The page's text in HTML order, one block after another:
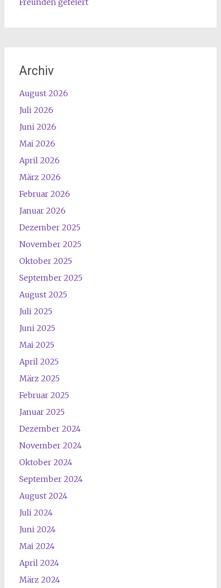
Freunden gefeiert
Archiv
August 2026
Juli 2026
Juni 2026
Mai 2026
April 2026
März 2026
Februar 2026
Januar 2026
Dezember 2025
November 2025
Oktober 2025
September 2025
August 2025
Juli 2025
Juni 2025
Mai 2025
April 2025
März 2025
Februar 2025
Januar 2025
Dezember 2024
November 2024
Oktober 2024
September 2024
August 2024
Juli 2024
Juni 2024
Mai 2024
April 2024
März 2024